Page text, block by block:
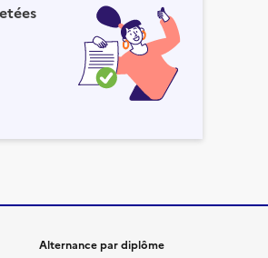
Alternance par diplôme